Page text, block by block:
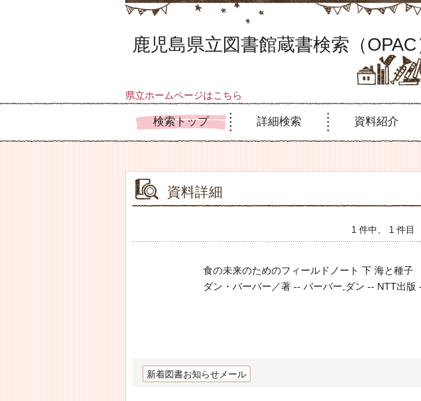
鹿児島県立図書館蔵書検索（OPAC
県立ホームページはこちら
検索トップ 詳細検索 資料紹介
資料詳細
1 件中、 1 件目
食の未来のためのフィールドノート 下 海と種子
ダン・バーバー／著 -- バーバー,ダン -- NTT出
新着図書お知らせメール